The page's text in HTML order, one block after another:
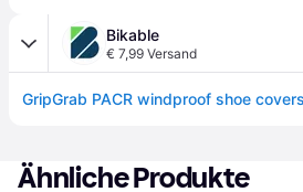
Bikable
€ 7,99 Versand
GripGrab PACR windproof shoe
Ähnliche Produkte